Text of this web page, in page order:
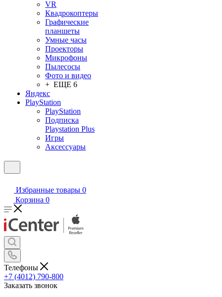
VR
Квадрокоптеры
Графические
планшеты
Умные часы
Проекторы
Микрофоны
Пылесосы
Фото и видео
+ ЕЩЕ 6
Яндекс
PlayStation
PlayStation
Подписка
Playstation Plus
Игры
Аксессуары
Избранные товары 0
Корзина 0
Телефоны
+7 (4012) 790-800
Заказать звонок